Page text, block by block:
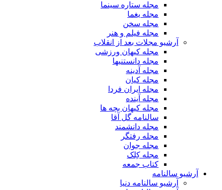
مجله ستاره سینما
مجله یغما
مجله سخن
مجله فیلم و هنر
آرشیو مجلات بعد از انقلاب
مجله کیهان ورزشی
مجله دانستنیها
مجله آدینه
مجله کیان
مجله ایران فردا
مجله آینده
مجله کیهان بچه ها
سالنامه گل آقا
مجله دانشمند
مجله رفتگر
مجله جوان
مجله کِلک
کتاب جمعه
آرشیو سالنامه
آرشیو سالنامه دنیا